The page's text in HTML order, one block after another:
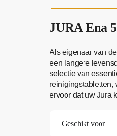
JURA Ena
Als eigenaar van de
een langere
selectie van
reinigingstabletten,
ervoor dat uw Jura
Geschikt voor